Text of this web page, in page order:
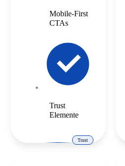
Mobile-First
CTAs
Trust
Elemente
Trust